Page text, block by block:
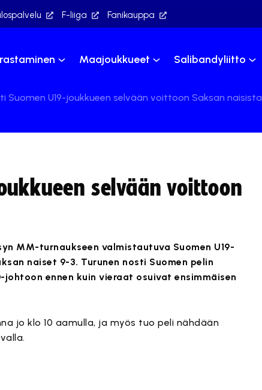
F-liiga Fanikauppa
Maajoukkueet Salibandyliitto
Suomen U19-joukkueen selvään voittoon Saksan naisista
selvään voittoon
MM-turnaukseen valmistautuva Suomen U19-
naiset 9-3. Turunen nosti Suomen pelin
ennen kuin vieraat osuivat ensimmäisen
jo klo 10 aamulla, ja myös tuo peli nähdään